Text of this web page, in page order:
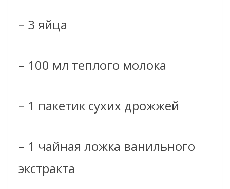
– 3 яйца
– 100 мл теплого молока
– 1 пакетик сухих дрожжей
– 1 чайная ложка ванильного
экстракта